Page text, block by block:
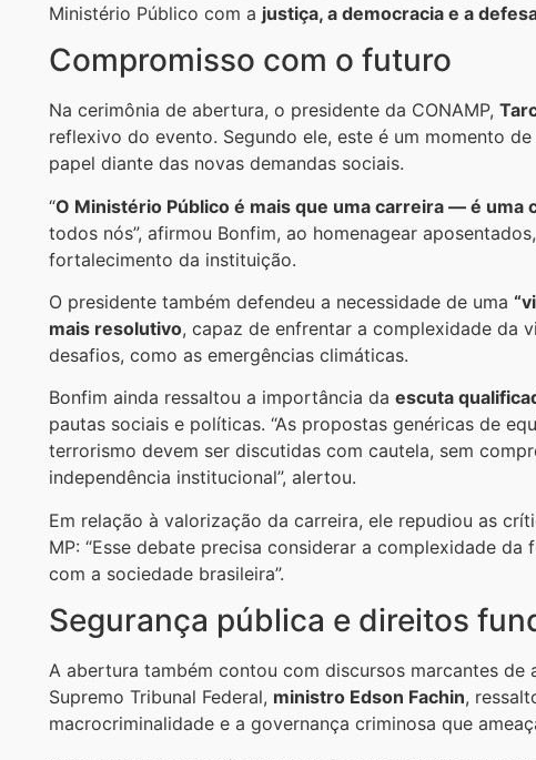
Ministério Público com a justiça, a democracia e a
Compromisso com o futuro
Na cerimônia de abertura, o presidente da CONAMP,
reflexivo do evento. Segundo ele, este é um momento
papel diante das novas demandas sociais.
“O Ministério Público é mais que uma carreira — é uma
todos nós”, afirmou Bonfim, ao homenagear
fortalecimento da instituição.
O presidente também defendeu a necessidade de uma
mais resolutivo, capaz de enfrentar a complexidade da
desafios, como as emergências climáticas.
Bonfim ainda ressaltou a importância da escuta
pautas sociais e políticas. “As propostas genéricas de
terrorismo devem ser discutidas com cautela, sem
independência institucional”, alertou.
Em relação à valorização da carreira, ele repudiou as
MP: “Esse debate precisa considerar a complexidade
com a sociedade brasileira”.
Segurança pública e direitos
A abertura também contou com discursos marcantes de
Supremo Tribunal Federal, ministro Edson Fachin,
macrocriminalidade e a governança criminosa que